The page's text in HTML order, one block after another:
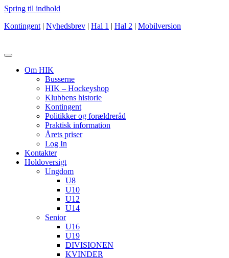
Spring til indhold
Kontingent | Nyhedsbrev | Hal 1 | Hal 2 | Mobilversion
Om HIK
Busserne
HIK – Hockeyshop
Klubbens historie
Kontingent
Politikker og forældreråd
Praktisk information
Årets priser
Log In
Kontakter
Holdoversigt
Ungdom
U8
U10
U12
U14
Senior
U16
U19
DIVISIONEN
KVINDER